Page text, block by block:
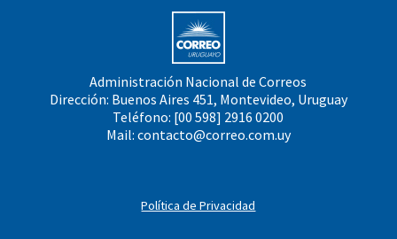
Administración Nacional de Correos
Dirección: Buenos Aires 451, Montevideo, Uruguay
Teléfono: [00 598] 2916 0200
Mail: contacto@correo.com.uy
Política de Privacidad